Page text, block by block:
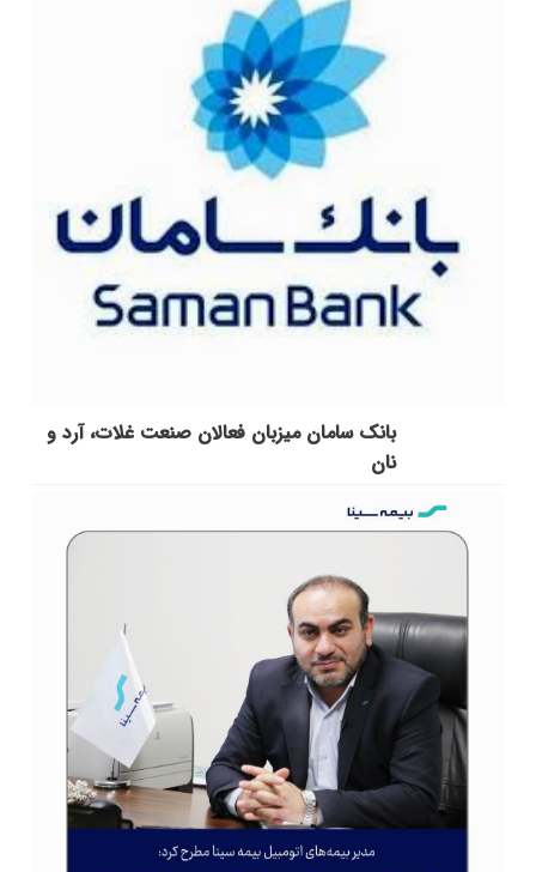
بانک سامان میزبان فعالان صنعت غلات، آرد و
نان